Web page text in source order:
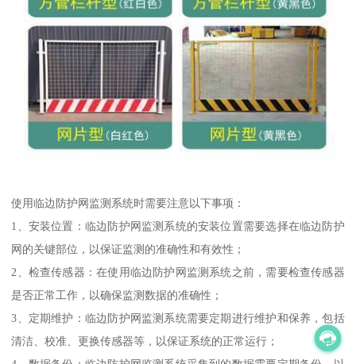
使用临边防护网监测系统时需要注意以下事项：
1、安装位置：临边防护网监测系统的安装位置需要选择在临边防护
网的关键部位，以保证监测的准确性和有效性；
2、检查传感器：在使用临边防护网监测系统之前，需要检查传感器
是否正常工作，以确保监测数据的准确性；
3、定期维护：临边防护网监测系统需要定期进行维护和保养，包括
清洁、校准、更换传感器等，以保证系统的正常运行；